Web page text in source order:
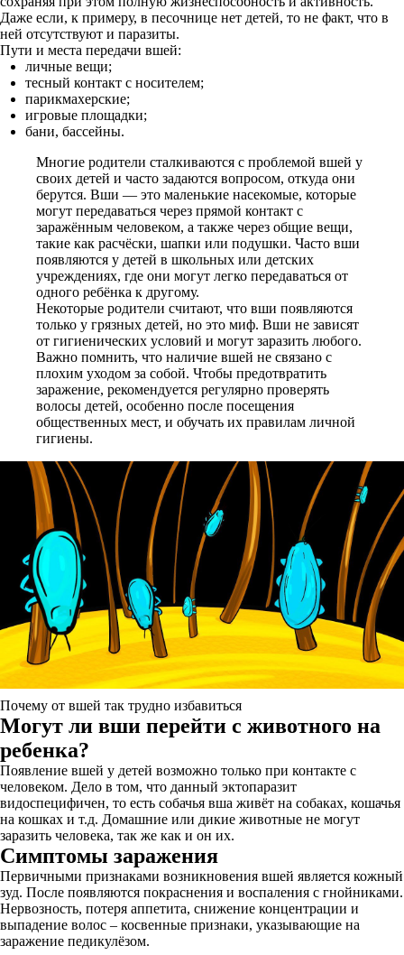
Даже если, к примеру, в песочнице нет детей, то не факт, что в
ней отсутствуют и паразиты.
Пути и места передачи вшей:
личные вещи;
тесный контакт с носителем;
парикмахерские;
игровые площадки;
бани, бассейны.
Многие родители сталкиваются с проблемой вшей у
своих детей и часто задаются вопросом, откуда они
берутся. Вши — это маленькие насекомые, которые
могут передаваться через прямой контакт с
заражённым человеком, а также через общие вещи,
такие как расчёски, шапки или подушки. Часто вши
появляются у детей в школьных или детских
учреждениях, где они могут легко передаваться от
одного ребёнка к другому.
Некоторые родители считают, что вши появляются
только у грязных детей, но это миф. Вши не зависят
от гигиенических условий и могут заразить любого.
Важно помнить, что наличие вшей не связано с
плохим уходом за собой. Чтобы предотвратить
заражение, рекомендуется регулярно проверять
волосы детей, особенно после посещения
общественных мест, и обучать их правилам личной
гигиены.
Почему от вшей так трудно избавиться
Могут ли вши перейти с животного на
ребенка?
Появление вшей у детей возможно только при контакте с
человеком. Дело в том, что данный эктопаразит
видоспецифичен, то есть собачья вша живёт на собаках, кошачья
на кошках и т.д. Домашние или дикие животные не могут
заразить человека, так же как и он их.
Симптомы заражения
Первичными признаками возникновения вшей является кожный
зуд. После появляются покраснения и воспаления с гнойниками.
Нервозность, потеря аппетита, снижение концентрации и
выпадение волос – косвенные признаки, указывающие на
заражение педикулёзом.